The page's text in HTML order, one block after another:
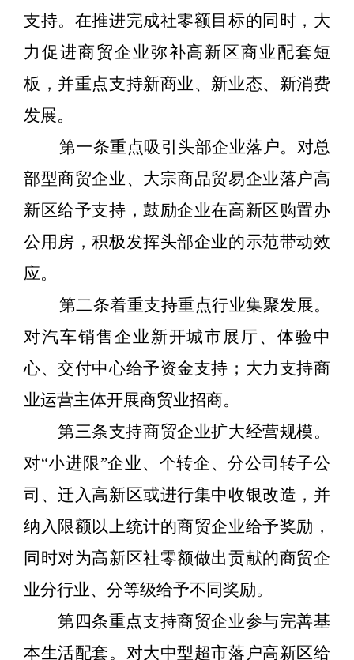
支持。在推进完成社零额目标的同时，大
力促进商贸企业弥补高新区商业配套短
板，并重点支持新商业、新业态、新消费
发展。
第一条重点吸引头部企业落户。对总
部型商贸企业、大宗商品贸易企业落户高
新区给予支持，鼓励企业在高新区购置办
公用房，积极发挥头部企业的示范带动效
应。
第二条着重支持重点行业集聚发展。
对汽车销售企业新开城市展厅、体验中
心、交付中心给予资金支持；大力支持商
业运营主体开展商贸业招商。
第三条支持商贸企业扩大经营规模。
对“小进限”企业、个转企、分公司转子公
司、迁入高新区或进行集中收银改造，并
纳入限额以上统计的商贸企业给予奖励，
同时对为高新区社零额做出贡献的商贸企
业分行业、分等级给予不同奖励。
第四条重点支持商贸企业参与完善基
本生活配套。对大中型超市落户高新区给